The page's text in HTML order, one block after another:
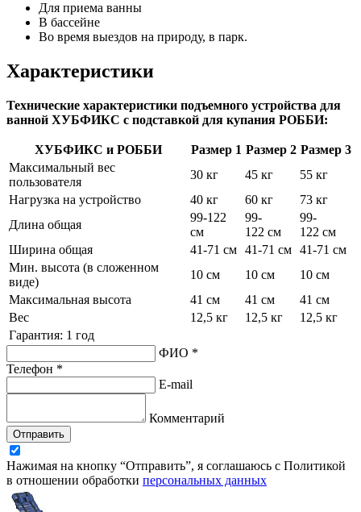
Для приема ванны
В бассейне
Во время выездов на природу, в парк.
Характеристики
Технические характеристики подъемного устройства для
ванной ХУБФИКС с подставкой для купания РОББИ:
ХУБФИКС и РОББИ Размер 1 Размер 2 Размер 3
Максимальный вес
пользователя
30 кг 45 кг
55 кг
Нагрузка на устройство
40 кг 60 кг
73 кг
Длина общая
99-122
см
99-
122 см
99-
122 см
Ширина общая
41-71 см 41-71 см 41-71 см
Мин. высота (в сложенном
виде)
10 см 10 см
10 см
Максимальная высота
41 см 41 см
41 см
Вес
12,5 кг 12,5 кг
12,5 кг
Гарантия: 1 год
ФИО *
Телефон *
E-mail
Комментарий
Отправить
Нажимая на кнопку “Отправить”, я соглашаюсь с Политикой
в отношении обработки персональных данных